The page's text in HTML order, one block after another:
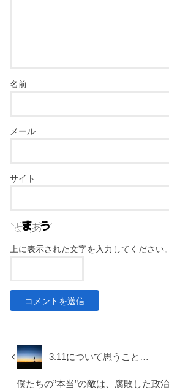
名前
メール
サイト
上に表示された文字を入力してください。
3.11について思うこと…
僕たちの”本当”の敵は、腐敗した政